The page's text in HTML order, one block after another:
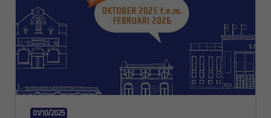
01/10/2025